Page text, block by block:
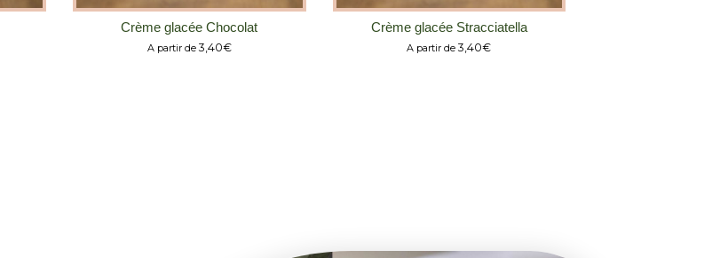
Crème glacée Chocolat
A partir de 3,40€
Crème glacée Stracciatella
A partir de 3,40€